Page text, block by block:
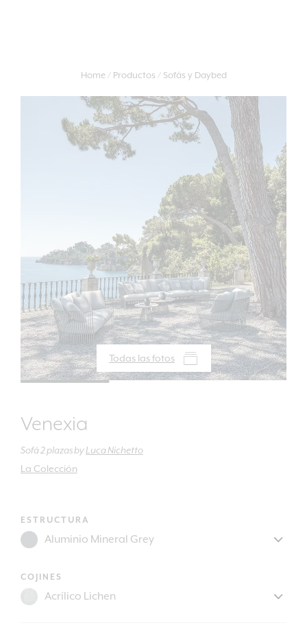
Home Productos Sofás y Daybed
Todas las fotos
Venexia
Sofá 2 plazasbyLuca Nichetto
La Colección
ESTRUCTURA
COJINES